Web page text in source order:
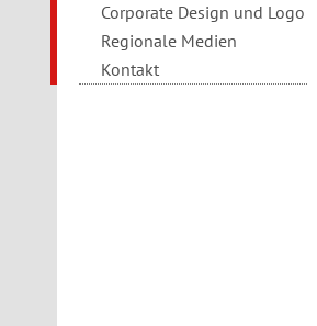
Corporate Design und Logo
Regionale Medien
Kontakt